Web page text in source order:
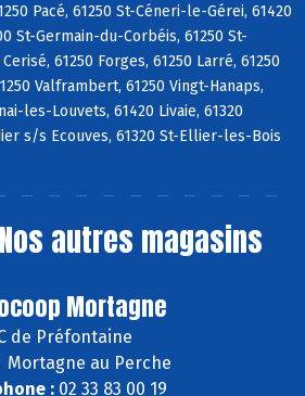
Pacé, 61250 St-Céneri-le-Gérei, 61420
St-Germain-du-Corbéis, 61250 St-
61250 Forges, 61250 Larré, 61250
Valframbert, 61250 Vingt-Hanaps,
les-Louvets, 61420 Livaie, 61320
s/s Ecouves, 61320 St-Ellier-les-Bois
Nos autres magasins
Mortagne
de Préfontaine
Mortagne au Perche
:02 33 83 00 19